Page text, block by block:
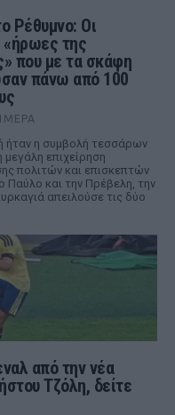
Ρέθυμνο: Οι
«ήρωες της
που με τα σκάφη
πάνω από 100
ήταν η συμβολή τεσσάρων
μεγάλη επιχείρηση
πολιτών και επισκεπτών
Παύλο και την Πρέβελη, την
απειλούσε τις δύο
από την νέα
Τζόλη, δείτε